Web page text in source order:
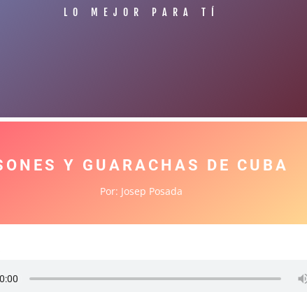
LO MEJOR PARA TÍ
Y GUARACHAS DE CUBA
Por: Josep Posada